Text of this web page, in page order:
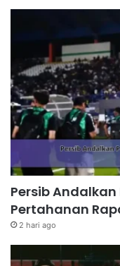
Persib
Pertahanan
2 hari ago